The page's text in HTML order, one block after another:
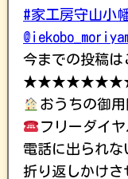
#家工房守山小
今までの投稿は
おうちの御
フリーダイ
電話に出られな
折り返しかけ